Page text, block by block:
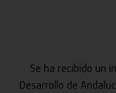
Se ha recibido un
Desarrollo de